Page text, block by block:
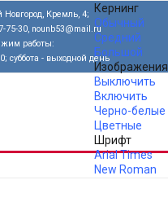
Новгород, Кремль, 4;
75-30, nounb53@mail.ru
работы:
суббота - выходной день
Кернинг
Обычный
Средний
Большой
Изображения
Выключить
Включить
Черно-белые
Цветные
Шрифт
ArialTimes
New Roman